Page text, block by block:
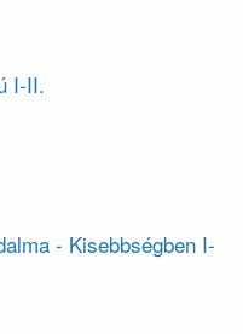
I-II.
- Kisebbségben I-